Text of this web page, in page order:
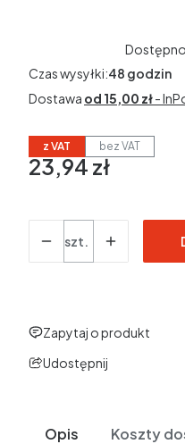
Czas wysyłki:48 godzin
Dostawa od 15,00 zł-
z VAT bez VAT
Cena
23,94 zł
w tym 23% VAT
w tym
szt.
Zapytaj o produkt
Udostępnij
Opis Koszty